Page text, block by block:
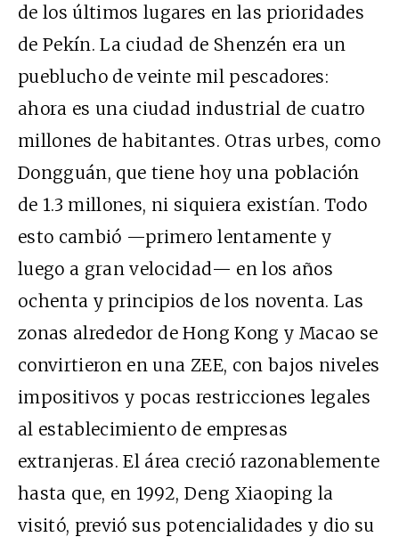
de los últimos lugares en las prioridades
de Pekín. La ciudad de Shenzén era un
pueblucho de veinte mil pescadores:
ahora es una ciudad industrial de cuatro
millones de habitantes. Otras urbes, como
Dongguán, que tiene hoy una población
de 1.3 millones, ni siquiera existían. Todo
esto cambió —primero lentamente y
luego a gran velocidad— en los años
ochenta y principios de los noventa. Las
zonas alrededor de Hong Kong y Macao se
convirtieron en una ZEE, con bajos niveles
impositivos y pocas restricciones legales
al establecimiento de empresas
extranjeras. El área creció razonablemente
hasta que, en 1992, Deng Xiaoping la
visitó, previó sus potencialidades y dio su